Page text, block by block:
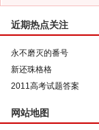
近期热点关注
永不磨灭的番号
新还珠格格
2011高考试题答案
网站地图